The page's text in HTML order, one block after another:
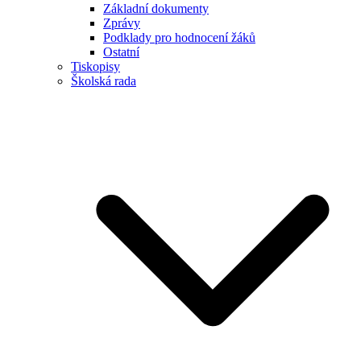
Základní dokumenty
Zprávy
Podklady pro hodnocení žáků
Ostatní
Tiskopisy
Školská rada